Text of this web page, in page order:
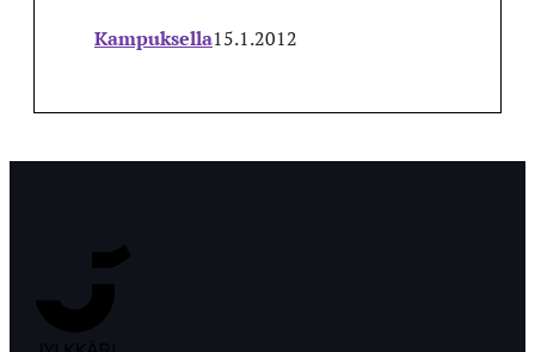
Kampuksella15.1.2012